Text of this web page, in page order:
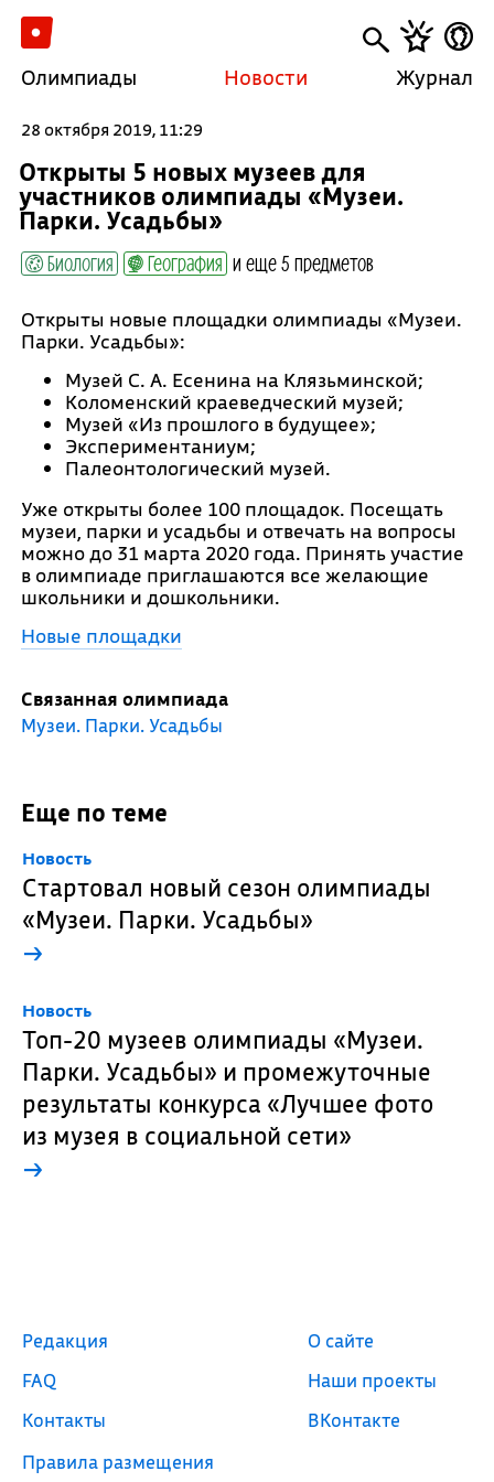
Олимпиады Новости Журнал
28 октября 2019, 11:29
Открыты 5 новых музеев для
участников олимпиады «Музеи.
Парки. Усадьбы»
Биология География и еще 5 предметов
Открыты новые площадки олимпиады «Музеи.
Парки. Усадьбы»:
Музей С. А. Есенина на Клязьминской;
Коломенский краеведческий музей;
Музей «Из прошлого в будущее»;
Экспериментаниум;
Палеонтологический музей.
Уже открыты более 100 площадок. Посещать
музеи, парки и усадьбы и отвечать на вопросы
можно до 31 марта 2020 года. Принять участие
в олимпиаде приглашаются все желающие
школьники и дошкольники.
Новые площадки
Связанная олимпиада
Музеи. Парки. Усадьбы
Еще по теме
Новость
Стартовал новый сезон олимпиады
«Музеи. Парки. Усадьбы»
→
Новость
Топ-20 музеев олимпиады «Музеи.
Парки. Усадьбы» и промежуточные
результаты конкурса «Лучшее фото
из музея в социальной сети»
→
Редакция
FAQ
Контакты
Правила размещения
О сайте
Наши проекты
ВКонтакте